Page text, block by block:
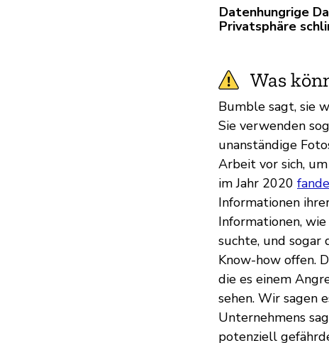
Datenhungrige
Privatsphäre
Was
Bumble sagt, sie
Sie verwenden
unanständige
Arbeit vor sich,
im Jahr 2020
Informationen
Informationen,
suchte, und
Know-how offen.
die es einem
sehen. Wir sagen
Unternehmens
potenziell